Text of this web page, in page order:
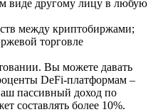
виде другому лицу в любую
между криптобиржами;
торговле
Вы можете давать
DeFi-платформам –
пассивный доход по
составлять более 10%.